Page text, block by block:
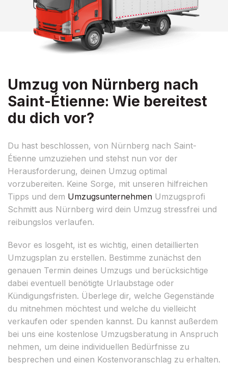
Umzug von Nürnberg nach
Saint-Étienne: Wie bereitest
du dich vor?
Du hast beschlossen, von Nürnberg nach Saint-
Étienne umzuziehen und stehst nun vor der
Herausforderung, deinen Umzug optimal
vorzubereiten. Keine Sorge, mit unseren hilfreichen
Tipps und dem Umzugsunternehmen Umzugsprofi
Schmitt aus Nürnberg wird dein Umzug stressfrei und
reibungslos verlaufen.
Bevor es losgeht, ist es wichtig, einen detaillierten
Umzugsplan zu erstellen. Bestimme zunächst den
genauen Termin deines Umzugs und berücksichtige
dabei eventuell benötigte Urlaubstage oder
Kündigungsfristen. Überlege dir, welche Gegenstände
du mitnehmen möchtest und welche du vielleicht
verkaufen oder spenden kannst. Du kannst außerdem
bei uns eine kostenlose Umzugsberatung in Anspruch
nehmen, um deine individuellen Bedürfnisse zu
besprechen und einen Kostenvoranschlag zu erhalten.